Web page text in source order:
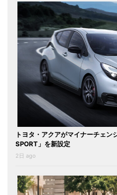
トヨタ・アクアがマイナーチェン
SPORT」を新設定
2日 ago